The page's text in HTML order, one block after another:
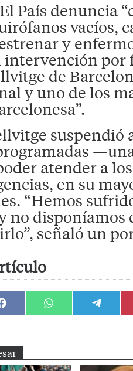
País denuncia
vacíos,
y
intervención por
de
y uno de los
suspendió
atender a
en su
“Hemos
no disponíamos
señaló un
Compartir
en
Compartir
en
Compartir
en